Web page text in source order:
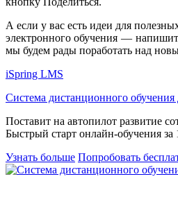
А если у вас есть идеи для
электронного обучения —
мы будем рады поработать над
iSpring LMS
Система дистанционного обучения
Поставит на автопилот развитие
Быстрый старт онлайн‑обучения за
Узнать больше Попробовать